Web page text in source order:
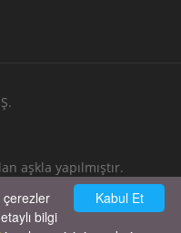
aşkla yapılmıştır.
Verin
Bize Yazın
Kabul Et
çerezler
bilgi